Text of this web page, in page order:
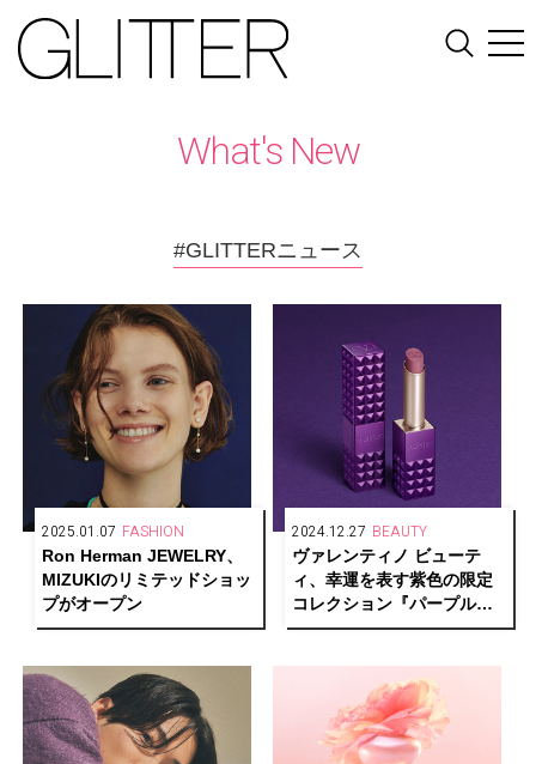
What's New
#GLITTERニュース
2025.01.07 FASHION
Ron Herman JEWELRY、
MIZUKIのリミテッドショッ
プがオープン
2024.12.27 BEAUTY
ヴァレンティノ ビューテ
ィ、幸運を表す紫色の限定
コレクション『パープルド
ーズ』で新年をお祝い